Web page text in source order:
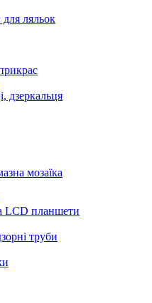
для ляльок
дзеркальця
мозаїка
LCD планшети
труби